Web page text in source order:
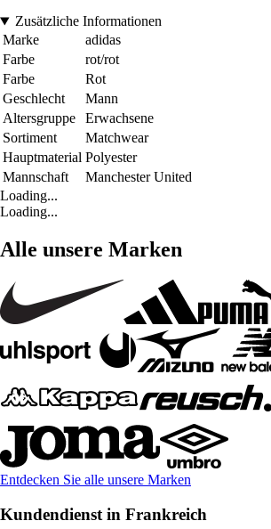
Zusätzliche Informationen
Marke
adidas
Farbe
rot/rot
Farbe
Rot
Geschlecht
Mann
Altersgruppe
Erwachsene
Sortiment
Matchwear
Hauptmaterial Polyester
Mannschaft
Manchester United
Loading...
Loading...
Alle unsere Marken
Entdecken Sie alle unsere Marken
Kundendienst in Frankreich